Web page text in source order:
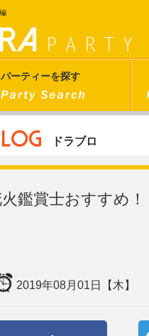
パーティーを探す
ドラブロ
鑑賞士おすすめ
2019年08月01日【木】